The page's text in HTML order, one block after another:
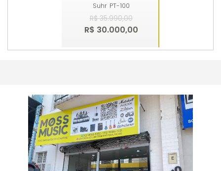
Suhr PT-100
R$ 35.990,00
R$ 30.000,00